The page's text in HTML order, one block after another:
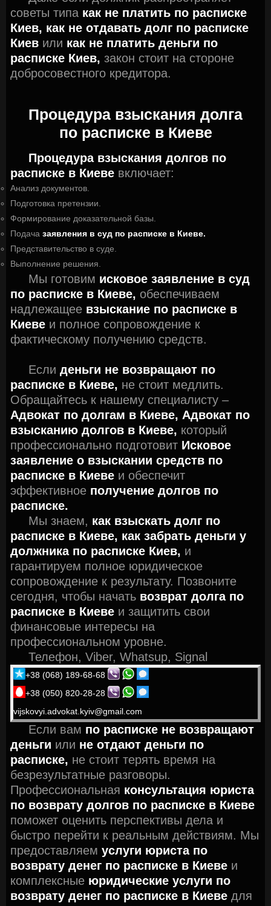
советы типа как не платить по расписке
Киев, как не отдавать долг по расписке
Киев или как не платить деньги по
расписке Киев, закон стоит на стороне
добросовестного кредитора.
Процедура взыскания долга
по расписке в Киеве
Процедура взыскания долгов по
расписке в Киеве включает:
Анализ документов.
Подготовка претензии.
Формирование доказательной базы.
Подача заявления в суд по расписке в Киеве.
Представительство в суде.
Выполнение решения.
Мы готовим исковое заявление в суд
по расписке в Киеве, обеспечиваем
надлежащее взыскание по расписке в
Киеве и полное сопровождение к
фактическому получению средств.
Если деньги не возвращают по
расписке в Киеве, не стоит медлить.
Обращайтесь к нашему специалисту –
Адвокат по долгам в Киеве, Адвокат по
взысканию долгов в Киеве, который
профессионально подготовит Исковое
заявление о взыскании средств по
расписке в Киеве и обеспечит
эффективное получение долгов по
расписке.
Мы знаем, как взыскать долг по
расписке в Киеве, как забрать деньги у
должника по расписке Киев, и
гарантируем полное юридическое
сопровождение к результату. Позвоните
сегодня, чтобы начать возврат долга по
расписке в Киеве и защитить свои
финансовые интересы на
профессиональном уровне.
Телефон, Viber, Whatsup, Signal
+38 (068) 189-68-68
+38 (050) 820-28-28
vijskovyi.advokat.kyiv@gmail.com
Если вам по расписке не возвращают
деньги или не отдают деньги по
расписке, не стоит терять время на
безрезультатные разговоры.
Профессиональная консультация юриста
по возврату долгов по расписке в Киеве
поможет оценить перспективы дела и
быстро перейти к реальным действиям. Мы
предоставляем услуги юриста по
возврату денег по расписке в Киеве и
комплексные юридические услуги по
возврату денег по расписке в Киеве для